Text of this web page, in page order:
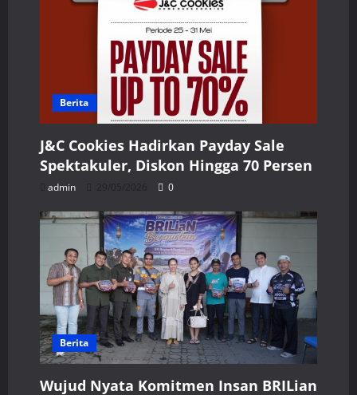
Berita
J&C Cookies Hadirkan Payday Sale
Spektakuler, Diskon Hingga 70 Persen
admin 29/05/2026 0
Berita
Wujud Nyata Komitmen Insan BRILian